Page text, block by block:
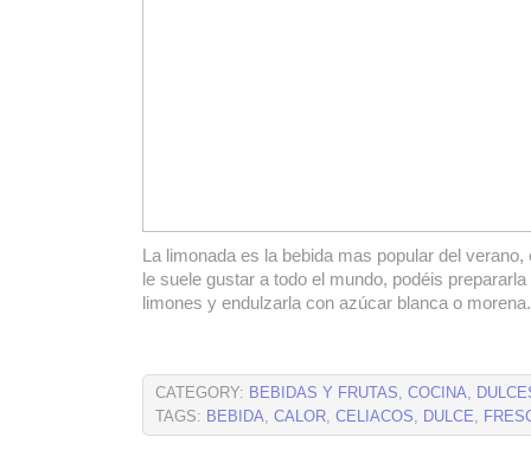
La limonada es la bebida mas popular del
le suele gustar a todo el mundo, podéis
limones y endulzarla con azúcar blanca o morena.
CATEGORY: BEBIDAS Y FRUTAS, COCINA,
TAGS: BEBIDA, CALOR, CELIACOS, DULCE,